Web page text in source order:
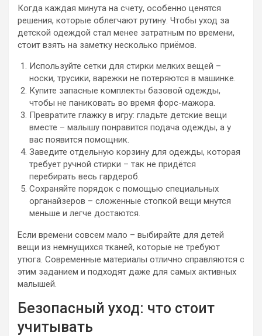
Когда каждая минута на счету, особенно ценятся
решения, которые облегчают рутину. Чтобы уход за
детской одеждой стал менее затратным по времени,
стоит взять на заметку несколько приёмов.
Используйте сетки для стирки мелких вещей –
носки, трусики, варежки не потеряются в машинке.
Купите запасные комплекты базовой одежды,
чтобы не паниковать во время форс-мажора.
Превратите глажку в игру: гладьте детские вещи
вместе – малышу понравится подача одежды, а у
вас появится помощник.
Заведите отдельную корзину для одежды, которая
требует ручной стирки – так не придётся
перебирать весь гардероб.
Сохраняйте порядок с помощью специальных
органайзеров – сложенные стопкой вещи мнутся
меньше и легче достаются.
Если времени совсем мало – выбирайте для детей
вещи из немнущихся тканей, которые не требуют
утюга. Современные материалы отлично справляются с
этим заданием и подходят даже для самых активных
малышей.
Безопасный уход: что стоит
учитывать